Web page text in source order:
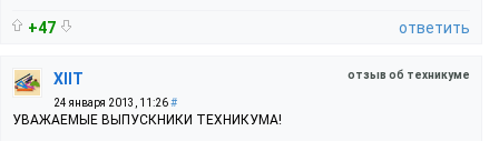
+47 ответить
отзыв об техникуме
XIIT
24 января 2013, 11:26#
УВАЖАЕМЫЕ ВЫПУСКНИКИ ТЕХНИКУМА!